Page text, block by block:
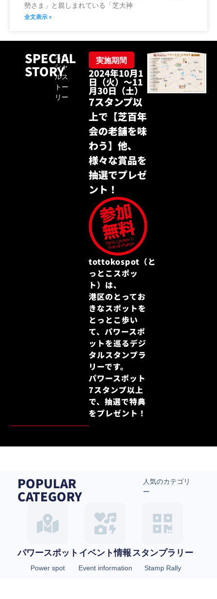
勢さま」と親しまれている「芝大神
全文表示 »
SPECIAL
STORY
スペ
シャ
ルス
トー
リー
実施期間
2024年10月1
日（火）～11
月30日（土）
7スタンプ以
上で【芝百年
会の老舗を味
わう】他、
様々な賞品を
抽選でプレゼ
ント！
tottokospot（と
っとこスポッ
ト）は、
港区のとってお
きなスポットを
とっとこ歩い
て、パワースポ
ットを巡るデジ
タルスタンプラ
リーです。
パワースポット
7スタンプ以上
で、抽選で特典
をプレゼント！
POPULAR
CATEGORY
人気のカテゴリ
ー
パワースポット
Power spot
イベント情報
Event information
スタンプラリー
Stamp Rally